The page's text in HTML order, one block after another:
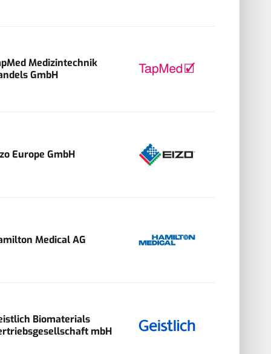
Medizintechnik
GmbH
Europe GmbH
Medical AG
Biomaterials
mbH